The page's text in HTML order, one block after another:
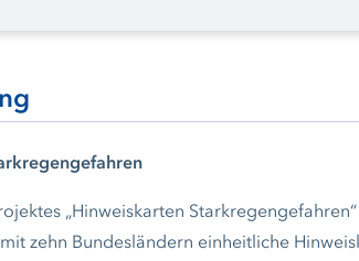
„Hinweiskarten
zehn Bundesländern einheitliche